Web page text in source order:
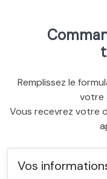
Remplissez le
votre
Vous recevrez votre
Vos